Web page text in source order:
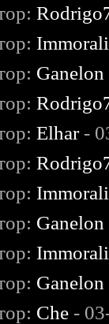
Ganelon
Elhar-
Ganelon
Ganelon
Che -